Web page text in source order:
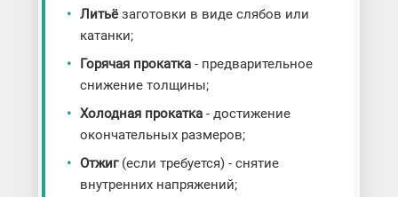
Литьё заготовки в виде слябов или
катанки;
Горячая прокатка - предварительное
снижение толщины;
Холодная прокатка- достижение
окончательных размеров;
Отжиг (если требуется) - снятие
внутренних напряжений;